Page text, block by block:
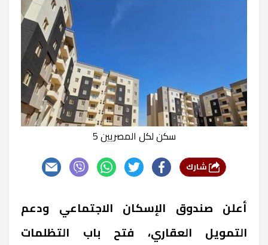
سكن لكل المصريين 5
أعلن صندوق الإسكان الاجتماعي ودعم
التمويل العقاري، فتح باب التظلمات